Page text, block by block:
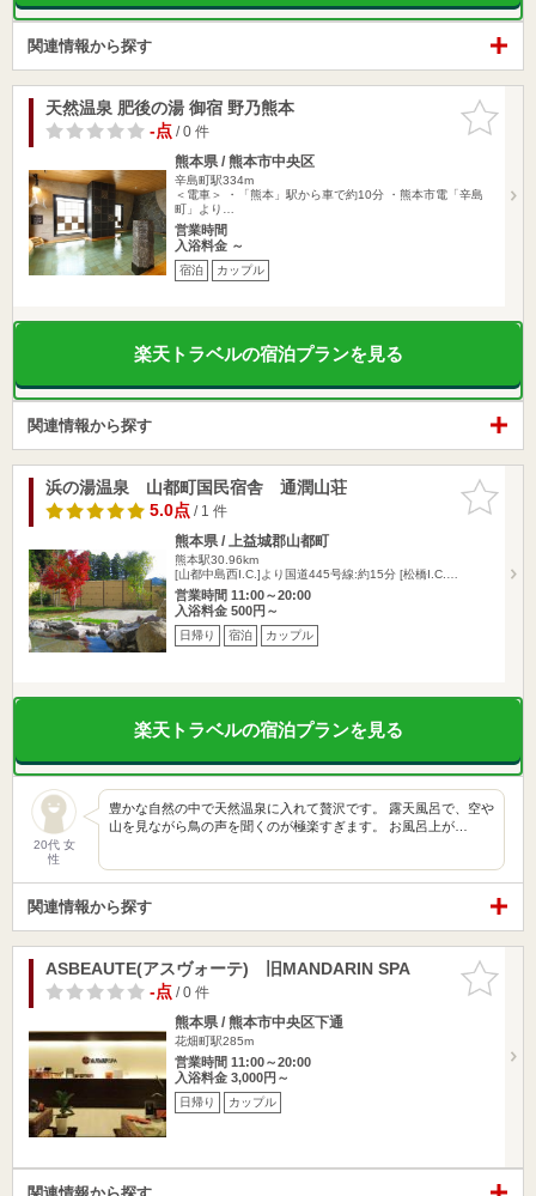
関連情報から探す
お気に入
りに追加
天然温泉 肥後の湯 御宿 野乃熊本
-点/ 0 件
熊本県 / 熊本市中央区
辛島町駅334m
＜電車＞ ・「熊本」駅から車で約10分 ・熊本市電「辛島
町」より…
営業時間
入浴料金 ～
宿泊 カップル
楽天トラベルの宿泊プランを見る
関連情報から探す
お気に入
りに追加
浜の湯温泉 山都町国民宿舎 通潤山荘
5.0点/ 1 件
熊本県 / 上益城郡山都町
熊本駅30.96km
[山都中島西I.C.]より国道445号線:約15分 [松橋I.C.…
営業時間 11:00～20:00
入浴料金 500円～
日帰り 宿泊 カップル
楽天トラベルの宿泊プランを見る
20代 女
性
豊かな自然の中で天然温泉に入れて贅沢です。 露天風呂で、空や
山を見ながら鳥の声を聞くのが極楽すぎます。 お風呂上が…
関連情報から探す
お気に入
りに追加
ASBEAUTE(アスヴォーテ) 旧MANDARIN SPA
-点/ 0 件
熊本県 / 熊本市中央区下通
花畑町駅285m
営業時間 11:00～20:00
入浴料金 3,000円～
日帰り カップル